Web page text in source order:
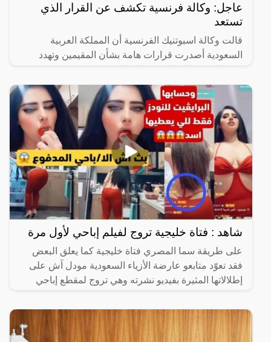
عاجل: وكالة فرنسية تكشف عن القرار الذي
تستعد
قالت وكالة اسبوتنيك الفرنسية أن المملكة العربية
السعودية أصدرت قرارات هامة بشأن المقيمين وتهدد
شاهد : فتاة خليجية تروج لفيلم إباحي لأول مرة
على طريقة سما المصري فتاة خليجية كما يعلق البعض
فقد تعوّد متابعو عارضة الأزياء السعودية ​مودل آش​ على
إطلالاتها المثيرة بفيديو نشرته وهي تروج لمقطع إباحي